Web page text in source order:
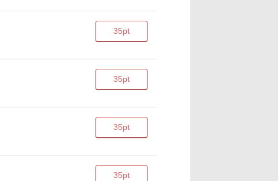
35pt
35pt
35pt
35pt